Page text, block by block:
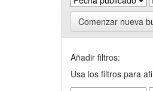
Comenzar nueva
Añadir filtros:
Usa los filtros para